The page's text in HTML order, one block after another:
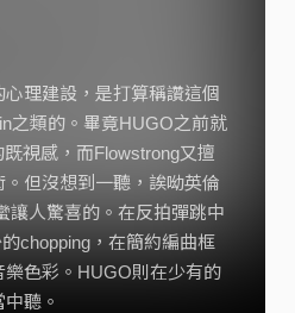
理建設，是打算稱讚這個
之類的。畢竟HUGO之前就
視感，而Flowstrong又擅
但沒想到一聽，誒呦英倫
讓人驚喜的。在反拍彈跳中
chopping，在簡約編曲框
色彩。HUGO則在少有的
聽。